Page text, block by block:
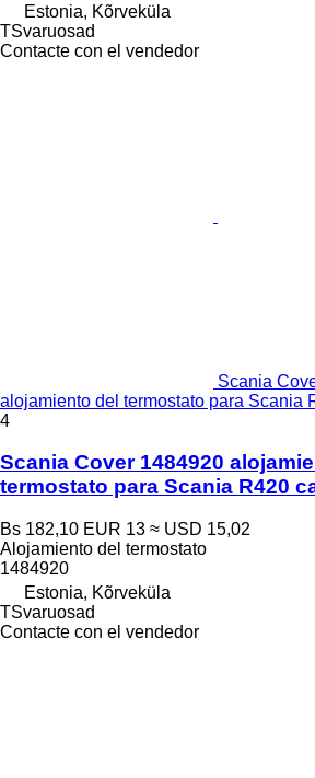
Estonia, Kõrveküla
TSvaruosad
Contacte con el vendedor
Scania
alojamiento del termostato para Scania
4
Scania Cover 1484920
termostato para Scania R420
Bs 182,10 EUR 13 ≈ USD 15,02
Alojamiento del termostato
1484920
Estonia, Kõrveküla
TSvaruosad
Contacte con el vendedor